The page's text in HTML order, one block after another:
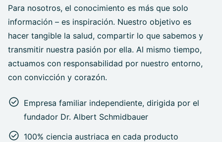
Para nosotros, el conocimiento es más que solo
información – es inspiración. Nuestro objetivo es
hacer tangible la salud, compartir lo que sabemos y
transmitir nuestra pasión por ella. Al mismo tiempo,
actuamos con responsabilidad por nuestro entorno,
con convicción y corazón.
Empresa familiar independiente, dirigida por el
fundador Dr. Albert Schmidbauer
100% ciencia austriaca en cada producto